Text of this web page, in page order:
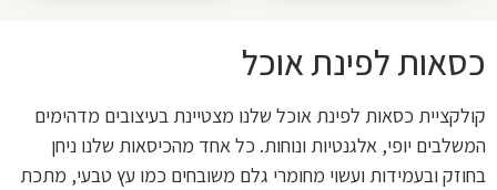
כסאות לפינת אוכל
קולקציית כסאות לפינת אוכל שלנו מצטיינת בעיצובים מדהימים
המשלבים יופי, אלגנטיות ונוחות. כל אחד מהכיסאות שלנו ניחן
בחוזק ובעמידות ועשוי מחומרי גלם משובחים כמו עץ טבעי, מתכת